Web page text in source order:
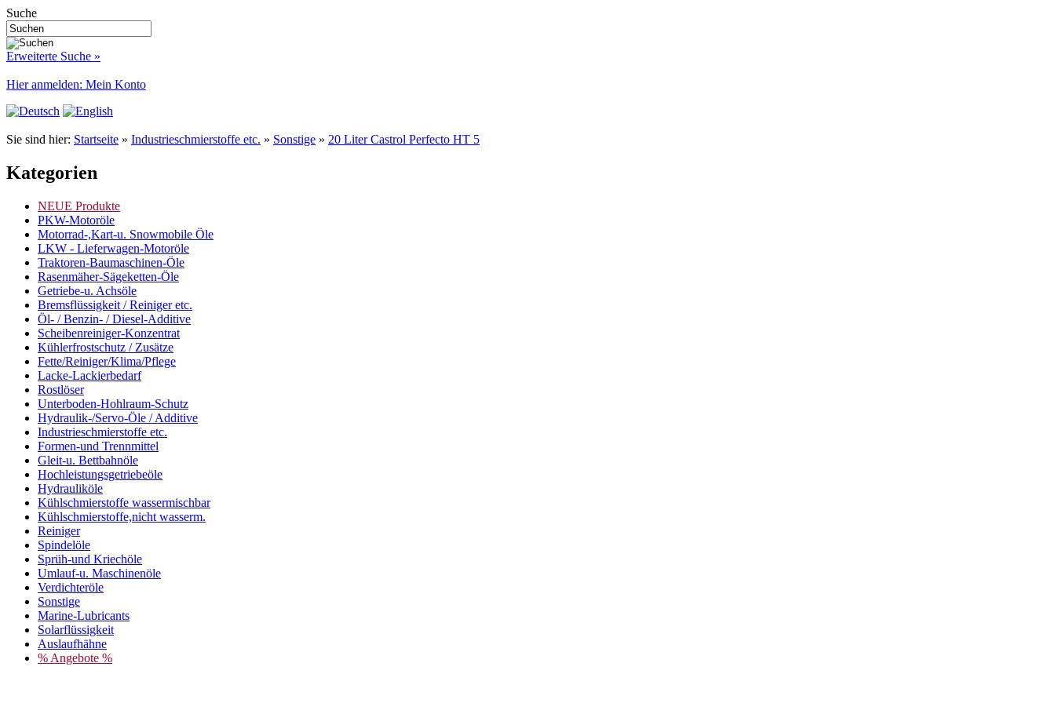
Suche
Erweiterte Suche »
Hier anmelden: Mein Konto
Sie sind hier: Startseite » Industrieschmierstoffe etc. » Sonstige » 20 Liter Castrol Perfecto HT 5
Kategorien
NEUE Produkte
PKW-Motoröle
Motorrad-,Kart-u. Snowmobile Öle
LKW - Lieferwagen-Motoröle
Traktoren-Baumaschinen-Öle
Rasenmäher-Sägeketten-Öle
Getriebe-u. Achsöle
Bremsflüssigkeit / Reiniger etc.
Öl- / Benzin- / Diesel-Additive
Scheibenreiniger-Konzentrat
Kühlerfrostschutz / Zusätze
Fette/Reiniger/Klima/Pflege
Lacke-Lackierbedarf
Rostlöser
Unterboden-Hohlraum-Schutz
Hydraulik-/Servo-Öle / Additive
Industrieschmierstoffe etc.
Formen-und Trennmittel
Gleit-u. Bettbahnöle
Hochleistungsgetriebeöle
Hydrauliköle
Kühlschmierstoffe wassermischbar
Kühlschmierstoffe,nicht wasserm.
Reiniger
Spindelöle
Sprüh-und Kriechöle
Umlauf-u. Maschinenöle
Verdichteröle
Sonstige
Marine-Lubricants
Solarflüssigkeit
Auslaufhähne
% Angebote %